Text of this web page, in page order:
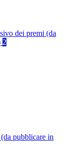
dei premi (da
2
pubblicare in